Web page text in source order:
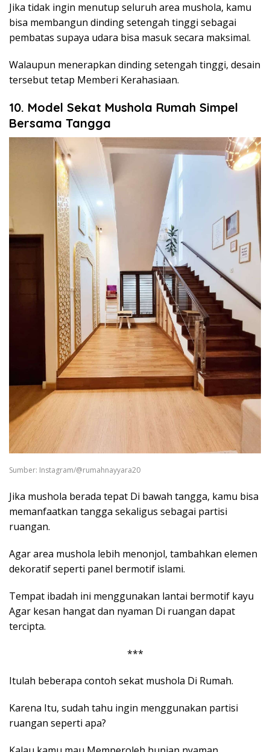
Jika tidak ingin menutup seluruh area mushola, kamu
bisa membangun dinding setengah tinggi sebagai
pembatas supaya udara bisa masuk secara maksimal.
Walaupun menerapkan dinding setengah tinggi, desain
tersebut tetap Memberi Kerahasiaan.
10. Model Sekat Mushola Rumah Simpel
Bersama Tangga
Sumber: Instagram/@rumahnayyara20
Jika mushola berada tepat Di bawah tangga, kamu bisa
memanfaatkan tangga sekaligus sebagai partisi
ruangan.
Agar area mushola lebih menonjol, tambahkan elemen
dekoratif seperti panel bermotif islami.
Tempat ibadah ini menggunakan lantai bermotif kayu
Agar kesan hangat dan nyaman Di ruangan dapat
tercipta.
***
Itulah beberapa contoh sekat mushola Di Rumah.
Karena Itu, sudah tahu ingin menggunakan partisi
ruangan seperti apa?